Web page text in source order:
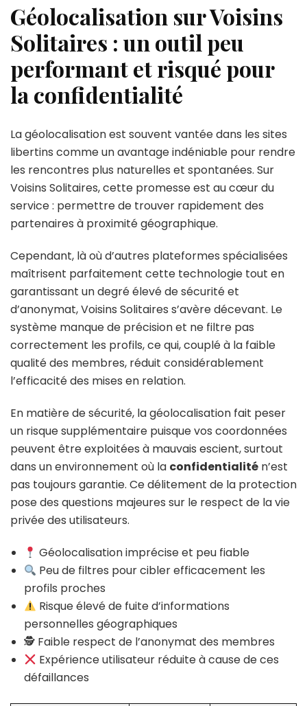
Géolocalisation sur Voisins
Solitaires : un outil peu
performant et risqué pour
la confidentialité
La géolocalisation est souvent vantée dans les sites
libertins comme un avantage indéniable pour rendre
les rencontres plus naturelles et spontanées. Sur
Voisins Solitaires, cette promesse est au cœur du
service : permettre de trouver rapidement des
partenaires à proximité géographique.
Cependant, là où d’autres plateformes spécialisées
maîtrisent parfaitement cette technologie tout en
garantissant un degré élevé de sécurité et
d’anonymat, Voisins Solitaires s’avère décevant. Le
système manque de précision et ne filtre pas
correctement les profils, ce qui, couplé à la faible
qualité des membres, réduit considérablement
l’efficacité des mises en relation.
En matière de sécurité, la géolocalisation fait peser
un risque supplémentaire puisque vos coordonnées
peuvent être exploitées à mauvais escient, surtout
dans un environnement où la confidentialité n’est
pas toujours garantie. Ce délitement de la protection
pose des questions majeures sur le respect de la vie
privée des utilisateurs.
Géolocalisation imprécise et peu fiable
Peu de filtres pour cibler efficacement les
profils proches
Risque élevé de fuite d’informations
personnelles géographiques
🕵️ Faible respect de l’anonymat des membres
Expérience utilisateur réduite à cause de ces
défaillances